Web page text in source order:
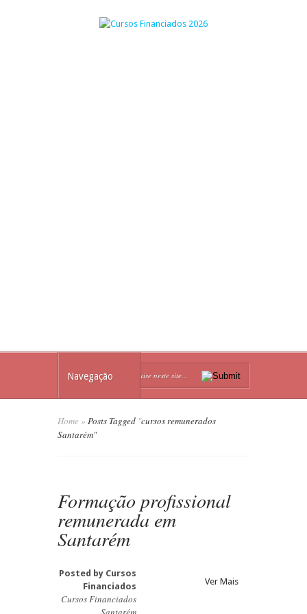
Navegação
Home » Posts Tagged "cursos remunerados
Santarém"
Formação profissional
remunerada em
Santarém
Posted by Cursos
Financiados
Cursos Financiados
Ver Mais